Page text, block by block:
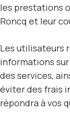
les prestations
Roncq et leur
Les utilisateurs
informations
des services,
éviter des frais
répondra à vos